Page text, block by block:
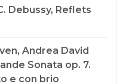
Debussy, Reflets
Andrea David
Sonata op. 7.
e con brio